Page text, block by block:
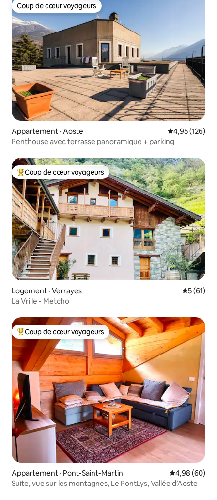
Coup de cœur voyageurs
Coup de cœur voyageurs
Appartement · Aoste Note
4,95 (126)
Penthouse avec terrasse panoramique + parking
Coup de cœur voyageurs parmi les plus aimés
Coup de cœur voyageurs
Logement · Verrayes Note
5 (61)
La Vrille - Metcho
Coup de cœur voyageurs parmi les plus aimés
Coup de cœur voyageurs
Appartement · Pont-Saint-Martin Note
4,98 (60)
Suite, vue sur les montagnes, Le PontLys, Vallée d’Aoste